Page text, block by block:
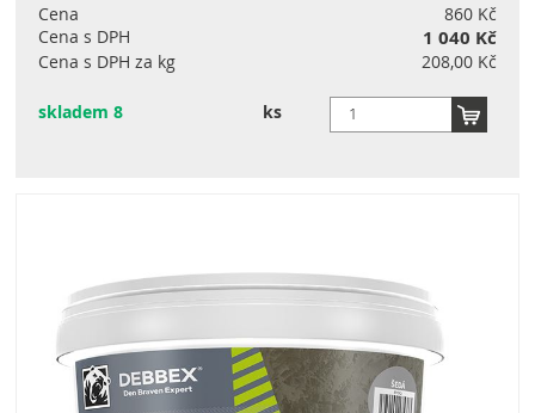
Cena
860 Kč
Cena s DPH
1 040 Kč
Cena s DPH za kg 208,00 Kč
skladem 8 ks